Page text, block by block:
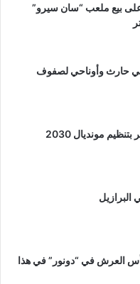
على بيع ملعب “سان سيرو”
حارث وأوناحي لصفوف
مونديال 2030
البرازيل
العرش في “دونور” في هذا